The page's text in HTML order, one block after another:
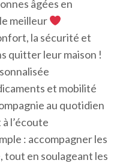
âgées en
meilleur
la sécurité et
quitter leur maison !
et mobilité
au quotidien
l’écoute
: accompagner les
tout en soulageant les